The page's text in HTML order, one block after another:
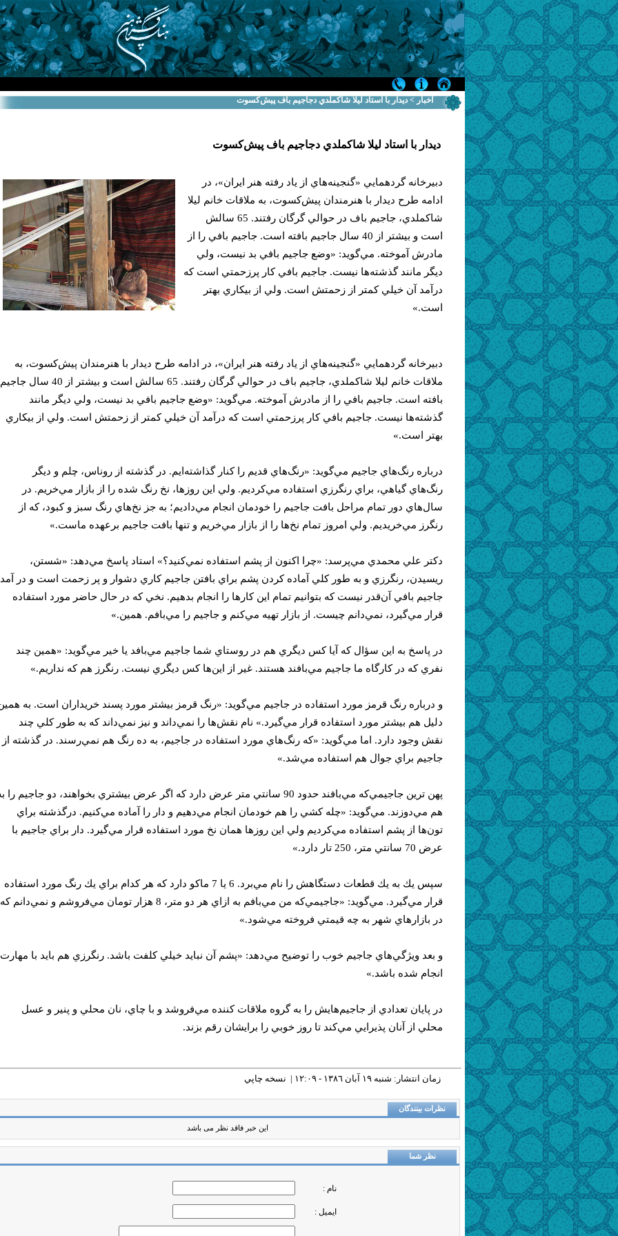
اخبار > ديدار با استاد ليلا شاكملدي دجاجيم باف پيش‌كسوت
ديدار با استاد ليلا شاكملدي دجاجيم باف پيش‌كسوت
دبيرخانه گردهمايي «گنجينه‌هاي از ياد رفته هنر ايران»، در
ادامه طرح ديدار با هنرمندان پيش‌كسوت، به ملاقات خانم ليلا
شاكملدي، جاجيم باف در حوالي گرگان رفتند. 65 سالش
است و بيشتر از 40 سال جاجيم بافته است. جاجيم بافي را از
مادرش آموخته. مي‌گويد: «وضع جاجيم بافي بد نيست، ولي
ديگر مانند گذشته‌ها‌ نيست. جاجيم بافي كار پرزحمتي است كه
درآمد آن خيلي كمتر از زحمتش است. ولي از بيكاري بهتر
است.»
دبيرخانه گردهمايي «گنجينه‌هاي از ياد رفته هنر ايران»، در ادامه طرح ديدار با هنرمندان پيش‌كسوت، به
ملاقات خانم ليلا شاكملدي، جاجيم باف در حوالي گرگان رفتند. 65 سالش است و بيشتر از 40 سال جاجيم
بافته است. جاجيم بافي را از مادرش آموخته. مي‌گويد: «وضع جاجيم بافي بد نيست، ولي ديگر مانند
گذشته‌ها‌ نيست. جاجيم بافي كار پرزحمتي است كه درآمد آن خيلي كمتر از زحمتش است. ولي از بيكاري
بهتر است.»
درباره رنگ‌ها‌ي جاجيم مي‌گويد: «رنگ‌ها‌ي قديم را كنار گذاشته‌ايم. در گذشته از روناس، چلم و ديگر
رنگ‌ها‌ي گياهي، براي رنگرزي استفاده مي‌كرديم. ولي اين روزها، نخ رنگ شده را از بازار مي‌خريم. در
سال‌ها‌ي دور تمام مراحل بافت جاجيم را خودمان انجام مي‌داديم؛ به جز نخ‌ها‌ي رنگ سبز و كبود، كه از
رنگرز مي‌خريديم. ولي امروز تمام نخ‌ها‌ را از بازار مي‌خريم و تنها بافت جاجيم برعهده ماست.»
دكتر علي محمدي مي‌پرسد: «چرا اكنون از پشم استفاده نمي‌كنيد؟» استاد پاسخ مي‌دهد: «‌شستن،
ريسيدن، رنگرزي و به طور كلي آماده كردن پشم براي بافتن جاجيم كاري دشوار و پر زحمت است و در آمد
جاجيم بافي آن‌قدر نيست كه بتوانيم تمام اين كارها را انجام بدهيم. نخي كه در حال حاضر مورد استفاده
قرار مي‌گيرد، نمي‌دانم چيست. از بازار تهيه مي‌كنم و جاجيم را مي‌بافم. همين.»
در پاسخ به اين سؤال كه آيا كس ديگري هم در روستاي شما جاجيم مي‌بافد يا خير مي‌گويد: «همين چند
نفري كه در كارگاه ما جاجيم مي‌بافند هستند. غير از اين‌ها‌ كس ديگري نيست. رنگرز هم كه نداريم.»
و درباره رنگ قرمز مورد استفاده در جاجيم مي‌گويد: «‌رنگ قرمز بيشتر مورد پسند خريداران است. به
دليل هم بيشتر مورد استفاده قرار مي‌گيرد.» نام نقش‌ها‌ را نمي‌داند و نيز نمي‌داند كه به طور كلي چند
نقش وجود دارد. اما مي‌گويد: «كه رنگ‌ها‌ي مورد استفاده در جاجيم، به ده رنگ هم نمي‌رسند. در گذشته از
جاجيم براي جوال هم استفاده مي‌شد.»
پهن ترين جاجيمي‌كه مي‌بافند حدود 90 سانتي متر عرض دارد كه اگر عرض بيشتري بخواهند، دو جاجيم را
هم مي‌دوزند. مي‌گويد: «چله كشي را هم خودمان انجام مي‌دهيم و دار را آماده مي‌كنيم. درگذشته براي
تون‌ها‌ از پشم استفاده مي‌كرديم ولي اين روزها همان نخ مورد استفاده قرار مي‌گيرد. دار براي جاجيم با
عرض 70 سانتي متر، 250 تار دارد.»
سپس يك به يك قطعات دستگاهش را نام مي‌برد. 6 يا 7 ماكو دارد كه هر كدام براي يك رنگ مورد استفاده
قرار مي‌گيرد. مي‌گويد: «جاجيمي‌كه من مي‌بافم به ازاي هر دو متر، 8 هزار تومان مي‌فروشم و نمي‌دانم كه
در بازارهاي شهر به چه قيمتي فروخته مي‌شود.»
و بعد ويژگي‌ها‌ي جاجيم خوب را توضيح مي‌دهد: «پشم آن نبايد خيلي كلفت باشد. رنگرزي هم بايد با مهارت
انجام شده باشد.»
در پايان تعدادي از جاجيم‌ها‌يش را به گروه ملاقات كننده مي‌فروشد و با چاي، نان محلي و پنير و عسل
محلي از آنان پذيرايي مي‌كند تا روز خوبي را برايشان رقم بزند.
زمان انتشار: شنبه ١٩ آبان ١٣٨٦ - ١٢:٠٩ | نسخه چاپي
نظرات بینندگان
این خبر فاقد نظر می باشد
نظر شما
نام :
ایمیل :